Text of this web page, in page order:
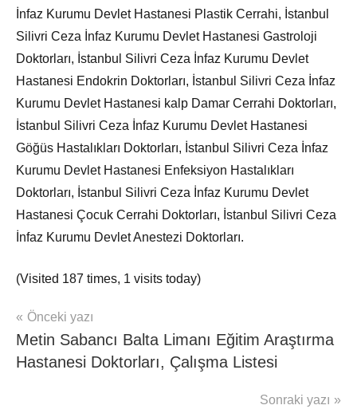
İnfaz Kurumu Devlet Hastanesi Plastik Cerrahi, İstanbul
Silivri Ceza İnfaz Kurumu Devlet Hastanesi Gastroloji
Doktorları, İstanbul Silivri Ceza İnfaz Kurumu Devlet
Hastanesi Endokrin Doktorları, İstanbul Silivri Ceza İnfaz
Kurumu Devlet Hastanesi kalp Damar Cerrahi Doktorları,
İstanbul Silivri Ceza İnfaz Kurumu Devlet Hastanesi
Göğüs Hastalıkları Doktorları, İstanbul Silivri Ceza İnfaz
Kurumu Devlet Hastanesi Enfeksiyon Hastalıkları
Doktorları, İstanbul Silivri Ceza İnfaz Kurumu Devlet
Hastanesi Çocuk Cerrahi Doktorları, İstanbul Silivri Ceza
İnfaz Kurumu Devlet Anestezi Doktorları.
(Visited 187 times, 1 visits today)
mhrs
Yazı
gezinmesi
Önceki yazı
Metin Sabancı Balta Limanı Eğitim Araştırma
Hastanesi Doktorları, Çalışma Listesi
Sonraki yazı